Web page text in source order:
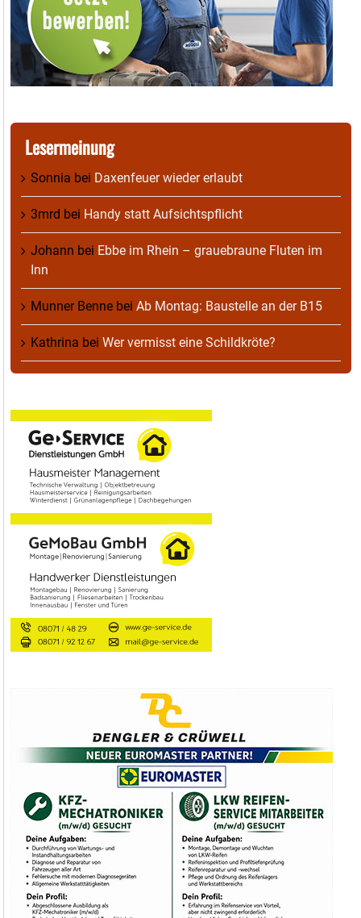
Lesermeinung
Sonnia bei Daxenfeuer wieder erlaubt
3mrd bei Handy statt Aufsichtspflicht
Johann bei Ebbe im Rhein – grauebraune Fluten im
Inn
Munner Benne bei Ab Montag: Baustelle an der B15
Kathrina bei Wer vermisst eine Schildkröte?